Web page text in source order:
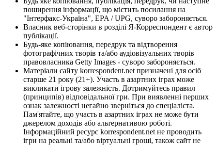
поширення інформації, що містить посилання на
"Інтерфакс-Україна", EPA / UPG, суворо забороняється.
Власник веб-сторінки в розділі Я-Корреспондент є автор
публікації.
Будь-яке копіювання, передрук та відтворення
фотографічних творів та/або аудіовізуальних творів
правовласника Getty Images - суворо забороняється.
Матеріали сайту korrespondent.net призначені для осіб
старше 21 року (21+). Участь в азартних іграх може
викликати ігрову залежність. Дотримуйтесь правил
(принципів) відповідальної гри. При виявленні перших
ознак залежності негайно зверніться до спеціаліста.
Пам'ятайте, що участь в азартних іграх не може бути
джерелом доходів або альтернативою роботі.
Інформаційний ресурс korrespondent.net не проводить
ігри на реальні та/або віртуальні гроші, також сайт не